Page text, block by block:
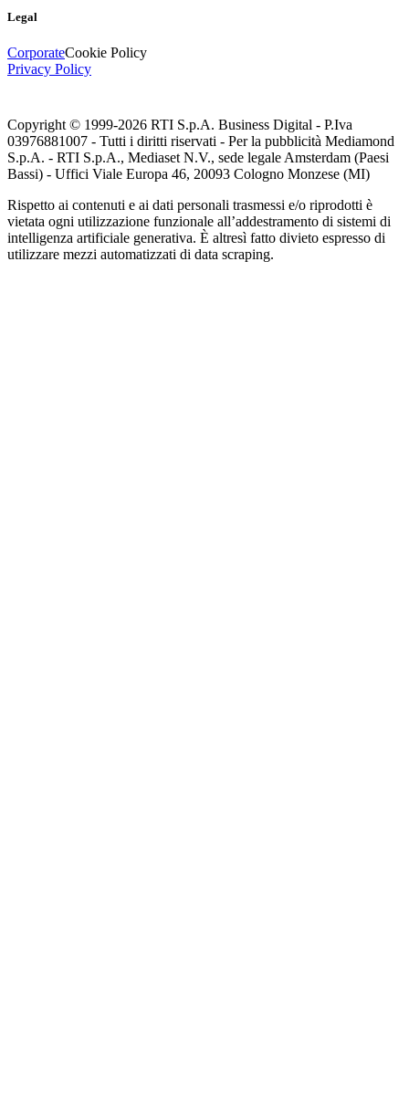
Legal
CorporateCookie Policy
Privacy Policy
Copyright © 1999-2026 RTI S.p.A. Business Digital - P.Iva
03976881007 - Tutti i diritti riservati - Per la pubblicità Mediamond
S.p.A. - RTI S.p.A., Mediaset N.V., sede legale Amsterdam (Paesi
Bassi) - Uffici Viale Europa 46, 20093 Cologno Monzese (MI)
Rispetto ai contenuti e ai dati personali trasmessi e/o riprodotti è
vietata ogni utilizzazione funzionale all’addestramento di sistemi di
intelligenza artificiale generativa. È altresì fatto divieto espresso di
utilizzare mezzi automatizzati di data scraping.